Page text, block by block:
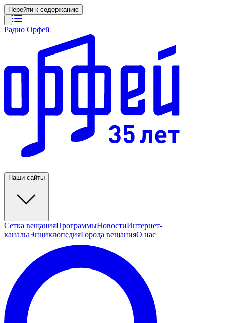
Перейти к содержанию
Радио Орфей
Наши сайты
Сетка вещанияПрограммыНовостиИнтернет-
каналыЭнциклопедияГорода вещанияО нас